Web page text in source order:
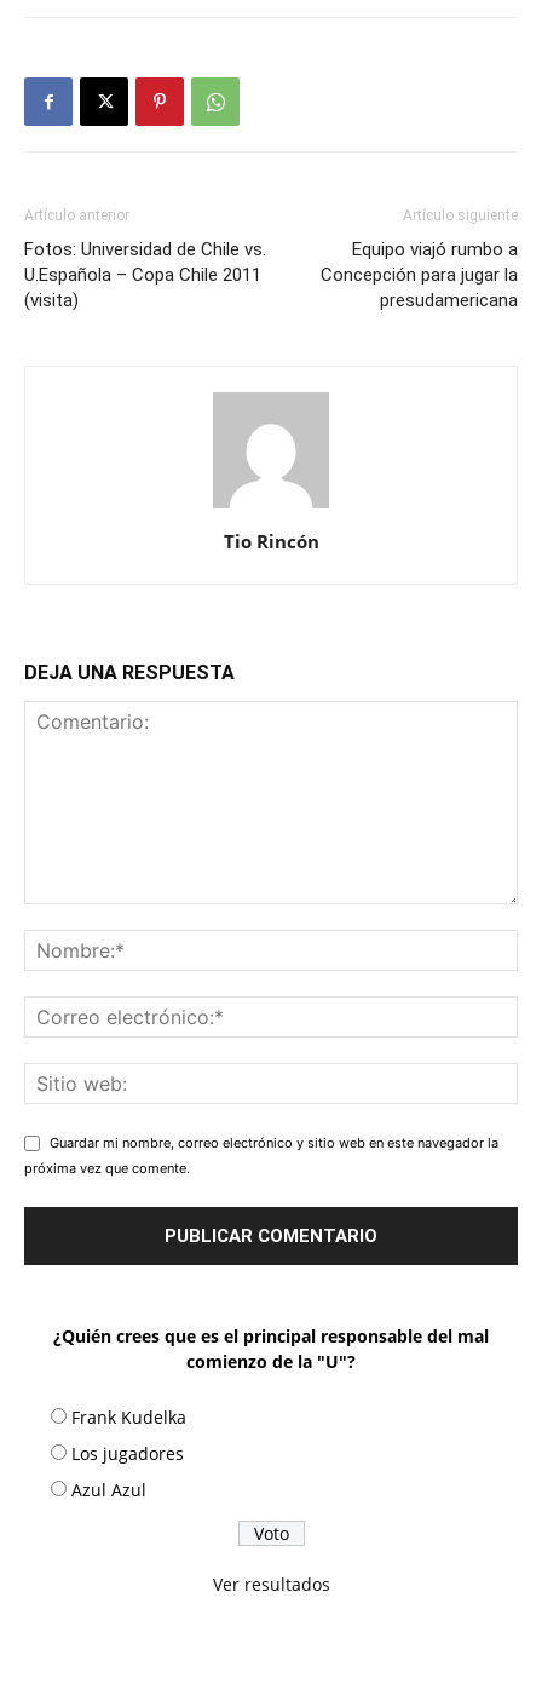
Artículo anterior
Fotos: Universidad de Chile vs.
U.Española – Copa Chile 2011
(visita)
Artículo siguiente
Equipo viajó rumbo a
Concepción para jugar la
presudamericana
Tio Rincón
DEJA UNA RESPUESTA
Guardar mi nombre, correo electrónico y sitio web en este navegador la
próxima vez que comente.
¿Quién crees que es el principal responsable del mal
comienzo de la "U"?
Frank Kudelka
Los jugadores
Azul Azul
Ver resultados